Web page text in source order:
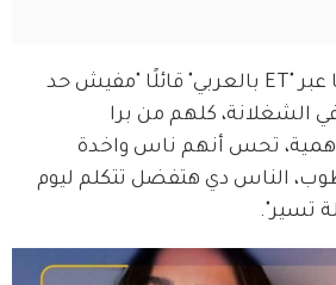
محمد فراج علّق وقتها عبر "ET بالعربي" قائلًا "مفيش حد
الشغلانة، كلهم من برا
وهمية، تحس أنهم ناس واخدة
الناس دي هتفضل تتكلم ليوم
تسير".